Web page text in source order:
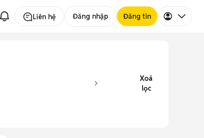
Liên hệ Đăng nhập Đăng tin
Xoá
lọc